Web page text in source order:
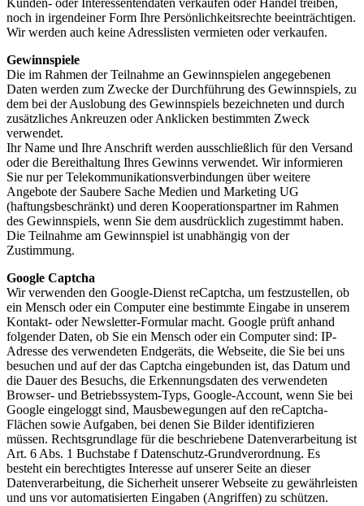
Kunden- oder Interessentendaten verkaufen oder Handel treiben,
noch in irgendeiner Form Ihre Persönlichkeitsrechte beeinträchtigen.
Wir werden auch keine Adresslisten vermieten oder verkaufen.
Gewinnspiele
Die im Rahmen der Teilnahme an Gewinnspielen angegebenen
Daten werden zum Zwecke der Durchführung des Gewinnspiels, zu
dem bei der Auslobung des Gewinnspiels bezeichneten und durch
zusätzliches Ankreuzen oder Anklicken bestimmten Zweck
verwendet.
Ihr Name und Ihre Anschrift werden ausschließlich für den Versand
oder die Bereithaltung Ihres Gewinns verwendet. Wir informieren
Sie nur per Telekommunikationsverbindungen über weitere
Angebote der Saubere Sache Medien und Marketing UG
(haftungsbeschränkt) und deren Kooperationspartner im Rahmen
des Gewinnspiels, wenn Sie dem ausdrücklich zugestimmt haben.
Die Teilnahme am Gewinnspiel ist unabhängig von der
Zustimmung.
Google Captcha
Wir verwenden den Google-Dienst reCaptcha, um festzustellen, ob
ein Mensch oder ein Computer eine bestimmte Eingabe in unserem
Kontakt- oder Newsletter-Formular macht. Google prüft anhand
folgender Daten, ob Sie ein Mensch oder ein Computer sind: IP-
Adresse des verwendeten Endgeräts, die Webseite, die Sie bei uns
besuchen und auf der das Captcha eingebunden ist, das Datum und
die Dauer des Besuchs, die Erkennungsdaten des verwendeten
Browser- und Betriebssystem-Typs, Google-Account, wenn Sie bei
Google eingeloggt sind, Mausbewegungen auf den reCaptcha-
Flächen sowie Aufgaben, bei denen Sie Bilder identifizieren
müssen. Rechtsgrundlage für die beschriebene Datenverarbeitung ist
Art. 6 Abs. 1 Buchstabe f Datenschutz-Grundverordnung. Es
besteht ein berechtigtes Interesse auf unserer Seite an dieser
Datenverarbeitung, die Sicherheit unserer Webseite zu gewährleisten
und uns vor automatisierten Eingaben (Angriffen) zu schützen.